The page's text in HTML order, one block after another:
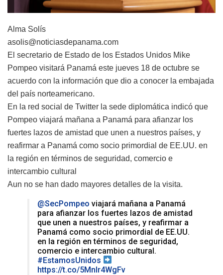
Alma Solís
asolis@noticiasdepanama.com
El secretario de Estado de los Estados Unidos Mike
Pompeo visitará Panamá este jueves 18 de octubre se
acuerdo con la información que dio a conocer la embajada
del país norteamericano.
En la red social de Twitter la sede diplomática indicó que
Pompeo viajará mañana a Panamá para afianzar los
fuertes lazos de amistad que unen a nuestros países, y
reafirmar a Panamá como socio primordial de EE.UU. en
la región en términos de seguridad, comercio e
intercambio cultural
Aun no se han dado mayores detalles de la visita.
@SecPompeo viajará mañana a Panamá
para afianzar los fuertes lazos de amistad
que unen a nuestros países, y reafirmar a
Panamá como socio primordial de EE.UU.
en la región en términos de seguridad,
comercio e intercambio cultural.
#EstamosUnidos
https://t.co/5MnIr4WgFv